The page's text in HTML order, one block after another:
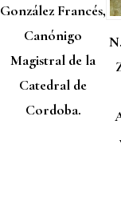
González Francés,
Canónigo
Magistral de la
Catedral de
Cordoba.